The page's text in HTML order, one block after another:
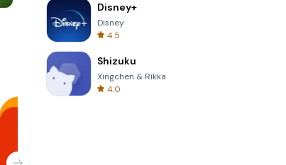
Garden Bloom
Disney+
Disney
4.5
Shizuku
Xingchen & Rikka
4.0